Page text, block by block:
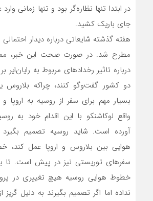
در ابتدا تنها نظاره‌گر بود و تنها زمانی
جای باریک کشید.
هفته گذشته شایعاتی درباره دیدار
مطرح شد. در صورت صحت این خبر،
درباره تاثیر رخدادهای مربوط به
دو کشور گفت‌وگو کنند، چراکه بلاروس
بسیار مهم برای سفر از روسیه به
واقع لوکاشنکو با این اقدام خود به
آورده است. شاید روسیه تصمیم بگیرد
هوایی بین بلاروس و اروپا عمل کند،
سفرهای توریستی نیز در پیش است. تا
خطوط هوایی روسیه هیچ تغییری در
نداده‌‌ اما اگر تصمیم بگیرند به دلیل گریز